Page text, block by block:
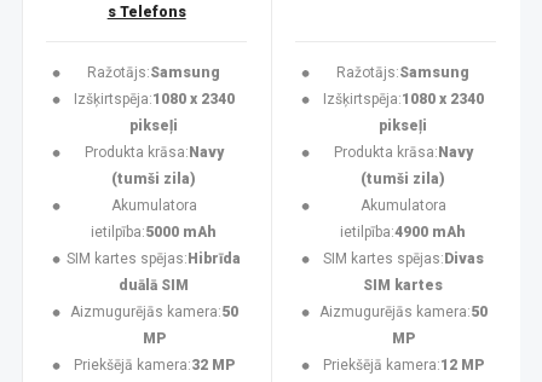
s Telefons
Ražotājs:Samsung
Izšķirtspēja:1080 x 2340
pikseļi
Produkta krāsa: Navy
(tumši zila)
Akumulatora
ietilpība:5000 mAh
SIM kartes spējas: Hibrīda
duālā SIM
Aizmugurējās kamera:50
MP
Priekšējā kamera:32 MP
Ražotājs:Samsung
Izšķirtspēja:1080 x 2340
pikseļi
Produkta krāsa: Navy
(tumši zila)
Akumulatora
ietilpība:4900 mAh
SIM kartes spējas: Divas
SIM kartes
Aizmugurējās kamera:50
MP
Priekšējā kamera:12 MP